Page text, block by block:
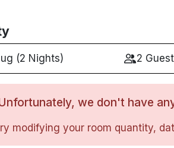
(2 Nights) 2
we don't have
modifying your room quantity,